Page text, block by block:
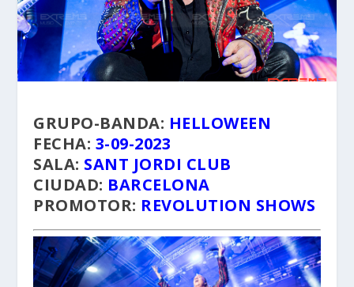
GRUPO-BANDA: HELLOWEEN
FECHA: 3-09-2023
SALA: SANT JORDI CLUB
CIUDAD: BARCELONA
PROMOTOR: REVOLUTION SHOWS